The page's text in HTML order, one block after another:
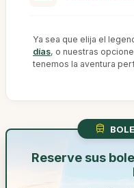
Ya sea que elija el
días, o nuestras
tenemos la aventura
Reserve sus